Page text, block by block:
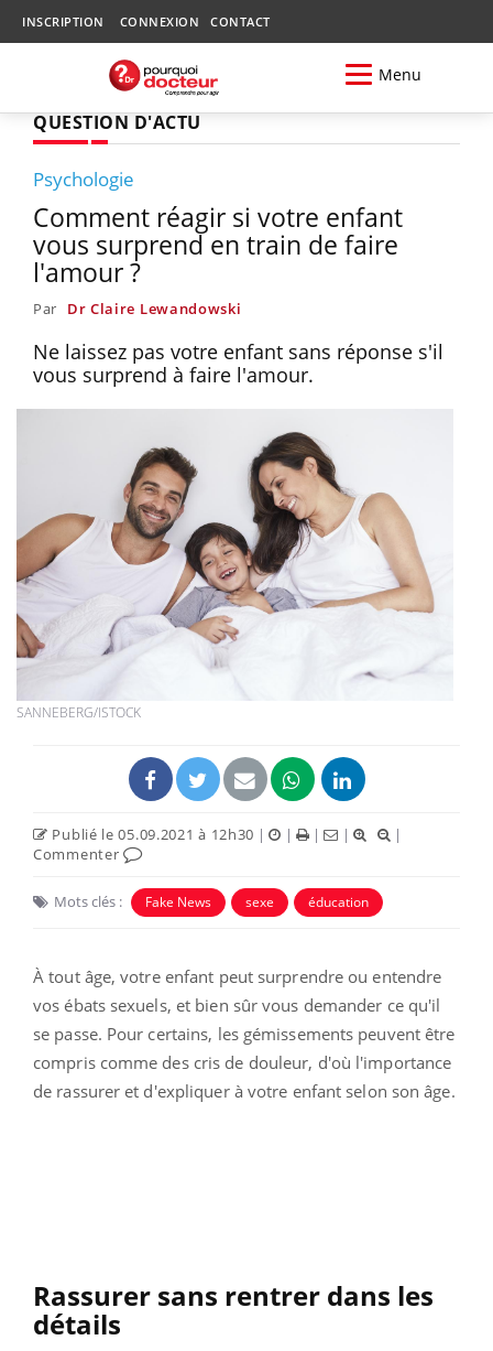
INSCRIPTION CONNEXION CONTACT
Menu
QUESTION D'ACTU
Psychologie
Comment réagir si votre enfant
vous surprend en train de faire
l'amour ?
Par Dr Claire Lewandowski
Ne laissez pas votre enfant sans réponse s'il
vous surprend à faire l'amour.
SANNEBERG/ISTOCK
Publié le 05.09.2021 à 12h30 | | | |
|
Commenter
Mots clés : Fake News sexe éducation
À tout âge, votre enfant peut surprendre ou entendre
vos ébats sexuels, et bien sûr vous demander ce qu'il
se passe. Pour certains, les gémissements peuvent être
compris comme des cris de douleur, d'où l'importance
de rassurer et d'expliquer à votre enfant selon son âge.
Rassurer sans rentrer dans les
détails